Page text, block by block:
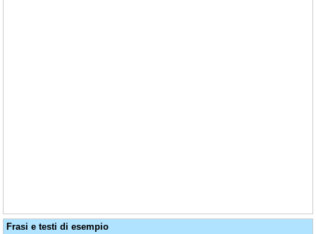
Frasi e testi di esempio